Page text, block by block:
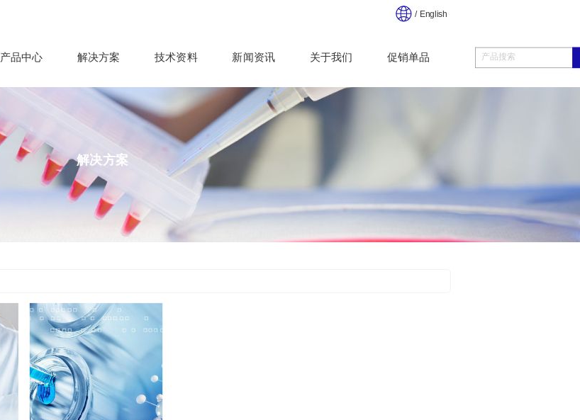
/ English
产品中心 解决方案 技术资料 新闻资讯 关于我们 促销单品
解决方案